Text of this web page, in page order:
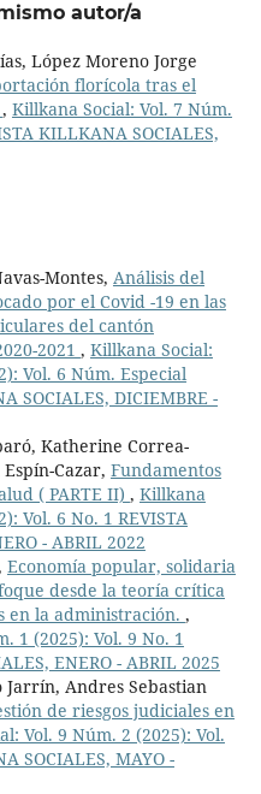
autor/a
López Moreno Jorge
florícola tras el
, Killkana Social: Vol. 7 Núm.
KILLKANA SOCIALES,
Montes, Análisis del
por el Covid -19 en las
del cantón
2021 , Killkana Social:
Vol. 6 Núm. Especial
SOCIALES, DICIEMBRE -
Katherine Correa-
Cazar, Fundamentos
( PARTE II) , Killkana
Vol. 6 No. 1 REVISTA
- ABRIL 2022
Economía popular, solidaria
desde la teoría crítica
en la administración. ,
1 (2025): Vol. 9 No. 1
ENERO - ABRIL 2025
Andres Sebastian
de riesgos judiciales en
Vol. 9 Núm. 2 (2025): Vol.
SOCIALES, MAYO -